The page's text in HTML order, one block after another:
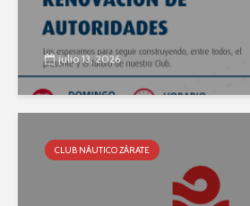
julio 13, 2026
CLUB NÁUTICO ZÁRATE